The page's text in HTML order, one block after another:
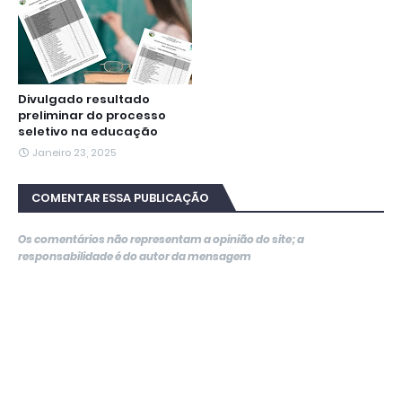
Divulgado resultado
preliminar do processo
seletivo na educação
Janeiro 23, 2025
COMENTAR ESSA PUBLICAÇÃO
Os comentários não representam a opinião do site; a
responsabilidade é do autor da mensagem